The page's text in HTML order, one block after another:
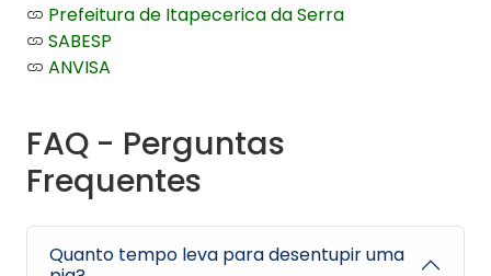
Prefeitura de Itapecerica da Serra
SABESP
ANVISA
FAQ - Perguntas
Frequentes
Quanto tempo leva para desentupir uma